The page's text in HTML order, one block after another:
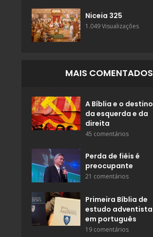
Niceia 325
1.049 Visualizações
MAIS COMENTADOS
A Bíblia e o destino
da esquerda e da
direita
45 comentários
Perda de fiéis é
preocupante
21 comentários
Primeira Bíblia de
estudo adventista
em português
19 comentários